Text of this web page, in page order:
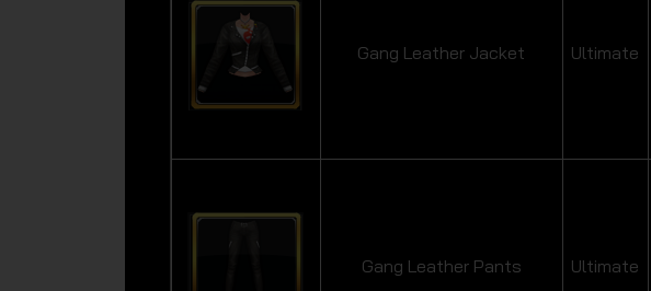
Gang Leather Jacket Ultimate
Gang Leather Pants Ultimate